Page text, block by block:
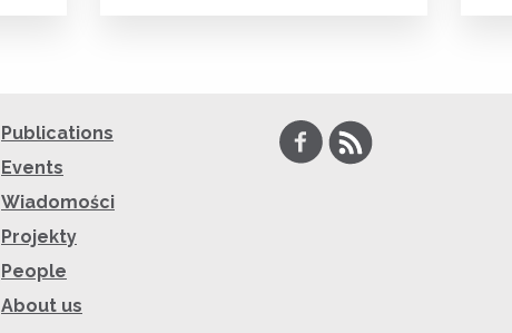
Publications
Events
Wiadomości
Projekty
People
About us
Facebook
RSS